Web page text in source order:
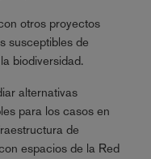
otros proyectos
susceptibles de
biodiversidad.
alternativas
para los casos en
de
espacios de la Red